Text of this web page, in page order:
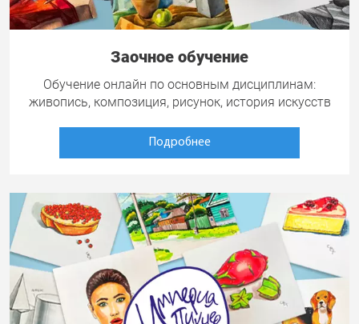
Заочное обучение
Обучение онлайн по основным дисциплинам:
живопись, композиция, рисунок, история искусств
Подробнее